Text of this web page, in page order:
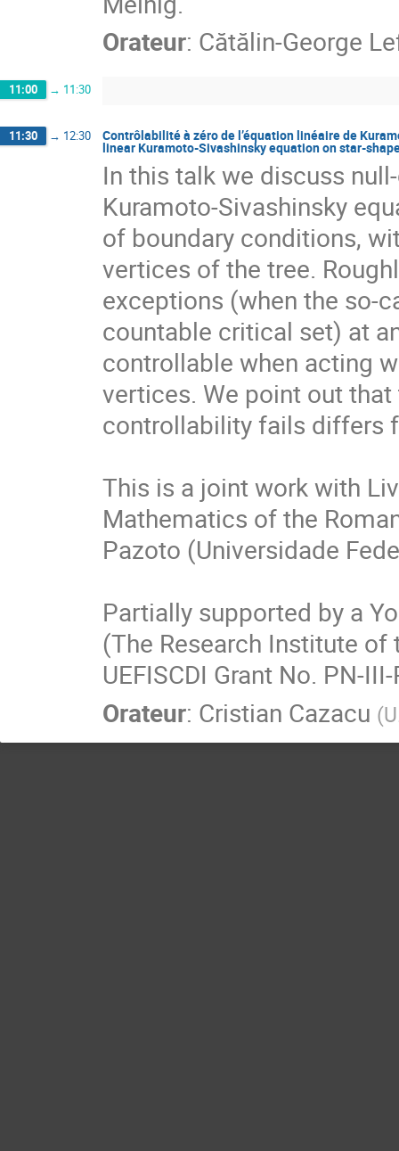
Orateur: Cătălin-George
11:00 → 11:30
11:30 → 12:30 Contrôlabilité à zéro de l’équation linéaire de
linear Kuramoto-Sivashinsky equation on star-
In this talk we discuss
Kuramoto-Sivashinsky
of boundary conditions,
vertices of the tree.
exceptions (when the so-
countable critical set) at
controllable when acting
vertices. We point out
controllability fails differs
This is a joint work with
Mathematics of the
Pazoto (Universidade
Partially supported by a
(The Research Institute of
UEFISCDI Grant No. PN-
Orateur: Cristian Cazacu (